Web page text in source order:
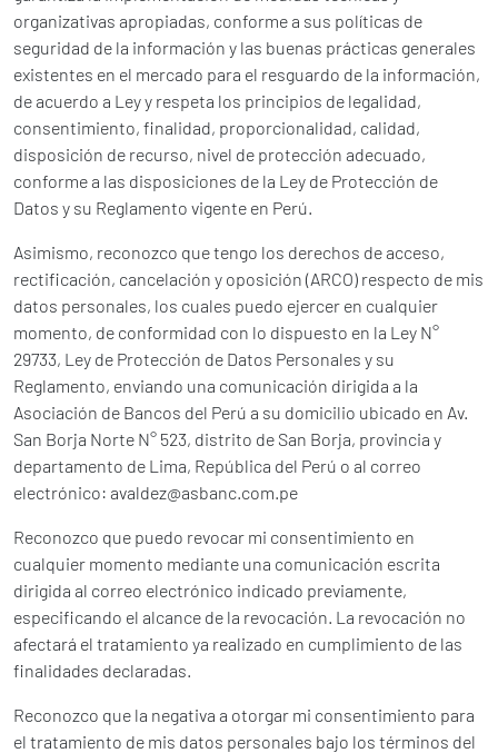
organizativas apropiadas, conforme a sus políticas de
seguridad de la información y las buenas prácticas generales
existentes en el mercado para el resguardo de la información,
de acuerdo a Ley y respeta los principios de legalidad,
consentimiento, finalidad, proporcionalidad, calidad,
disposición de recurso, nivel de protección adecuado,
conforme a las disposiciones de la Ley de Protección de
Datos y su Reglamento vigente en Perú.
Asimismo, reconozco que tengo los derechos de acceso,
rectificación, cancelación y oposición (ARCO) respecto de mis
datos personales, los cuales puedo ejercer en cualquier
momento, de conformidad con lo dispuesto en la Ley N°
29733, Ley de Protección de Datos Personales y su
Reglamento, enviando una comunicación dirigida a la
Asociación de Bancos del Perú a su domicilio ubicado en Av.
San Borja Norte N° 523, distrito de San Borja, provincia y
departamento de Lima, República del Perú o al correo
electrónico: avaldez@asbanc.com.pe
Reconozco que puedo revocar mi consentimiento en
cualquier momento mediante una comunicación escrita
dirigida al correo electrónico indicado previamente,
especificando el alcance de la revocación. La revocación no
afectará el tratamiento ya realizado en cumplimiento de las
finalidades declaradas.
Reconozco que la negativa a otorgar mi consentimiento para
el tratamiento de mis datos personales bajo los términos del